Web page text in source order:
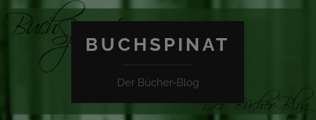
BUCHSPINAT
Der Bücher-Blog